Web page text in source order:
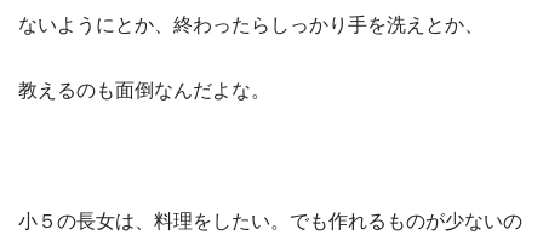
ないようにとか、終わったらしっかり手を洗えとか、
教えるのも面倒なんだよな。
小５の長女は、料理をしたい。でも作れるものが少ないの